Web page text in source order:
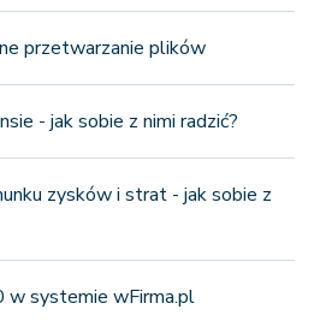
przetwarzanie plików
- jak sobie z nimi radzić?
zysków i strat - jak sobie z
systemie wFirma.pl